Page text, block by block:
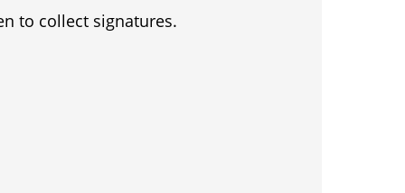
to collect signatures.